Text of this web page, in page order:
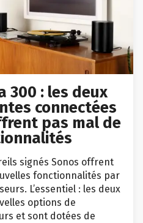
300 : les deux
connectées
pas mal de
signés Sonos offrent
fonctionnalités par
L’essentiel : les deux
options de
et sont dotées de